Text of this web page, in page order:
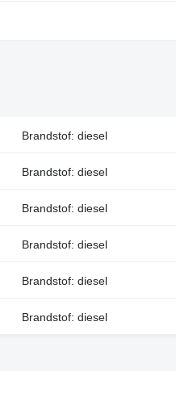
Brandstof: diesel
Brandstof: diesel
Brandstof: diesel
Brandstof: diesel
Brandstof: diesel
Brandstof: diesel